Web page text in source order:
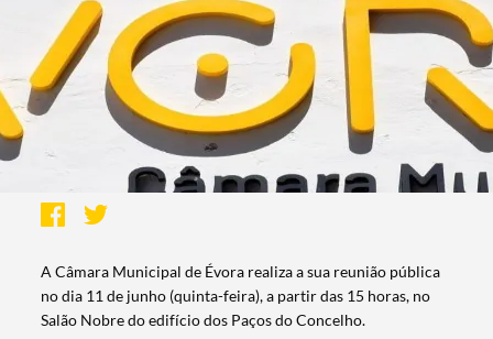
A Câmara Municipal de Évora realiza a sua reunião pública
no dia 11 de junho (quinta-feira), a partir das 15 horas, no
Salão Nobre do edifício dos Paços do Concelho.